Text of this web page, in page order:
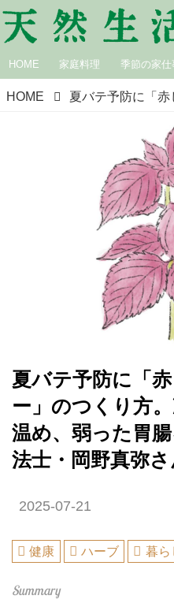
HOME 家庭料理 季節の家仕
HOME
夏バテ予防に「
ー」のつくり方
温め、弱った胃
法士・岡野真弥さ
2025-07-21
健康 ハーブ 暮ら